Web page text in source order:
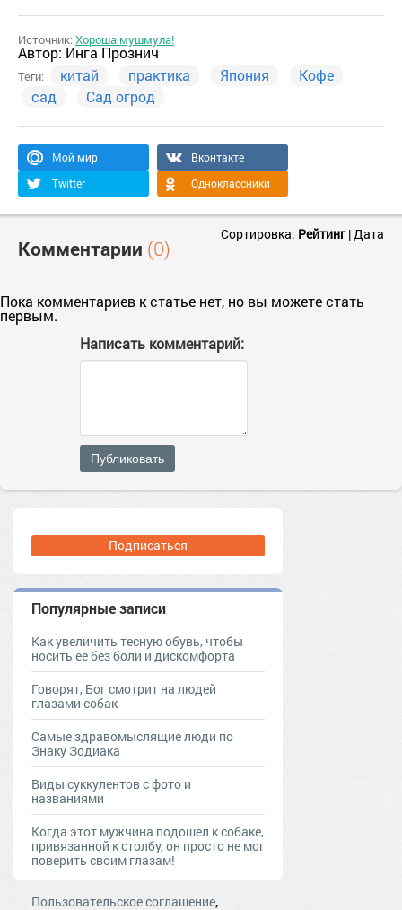
Источник:Хороша мушмула!
Автор: Инга Прознич
Теги: китай практика Япония
Кофе
сад
Сад огрод
Мой мир
Вконтакте
Twitter
Одноклассники
Комментарии (0)
Сортировка: Рейтинг|Дата
Пока комментариев к статье нет, но вы можете стать
первым.
Написать комментарий:
Публиковать
Подписаться
Популярные записи
Как увеличить тесную обувь, чтобы
носить ее без боли и дискомфорта
Говорят, Бог смотрит на людей
глазами собак
Самые здравомыслящие люди по
Знаку Зодиака
Виды суккулентов с фото и
названиями
Когда этот мужчина подошел к собаке,
привязанной к столбу, он просто не мог
поверить своим глазам!
Пользовательское соглашение,